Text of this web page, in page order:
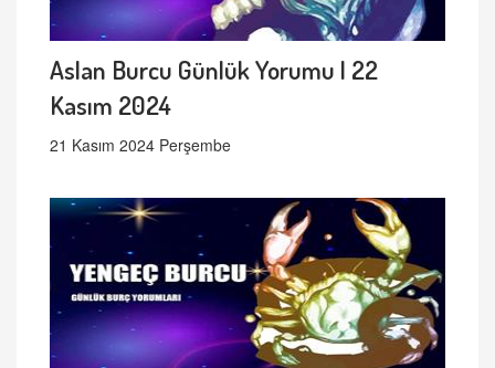
Aslan Burcu Günlük Yorumu | 22
Kasım 2024
21 Kasım 2024 Perşembe